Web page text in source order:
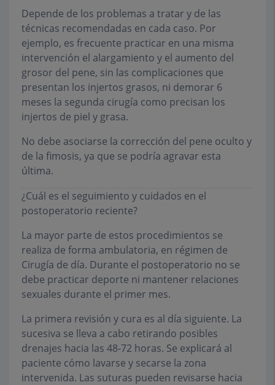
Depende de los problemas a tratar y de las
técnicas recomendadas en cada caso. Por
ejemplo, es frecuente practicar en una misma
intervención el alargamiento y el aumento del
grosor del pene, sin las complicaciones que
presentan los injertos grasos, ni demorar 6
meses la segunda cirugía como precisan los
injertos de piel y grasa.
No debe asociarse la corrección del pene oculto y
de la fimosis, ya que se podría agravar esta
última.
¿Cuál es el seguimiento y cuidados en el
postoperatorio reciente?
La mayor parte de estos procedimientos se
realiza de forma ambulatoria, en régimen de
Cirugía de día. Durante el postoperatorio no se
debe practicar deporte ni mantener relaciones
sexuales durante el primer mes.
La primera revisión y cura es al día siguiente. La
sucesiva se lleva a cabo retirando posibles
drenajes hacia las 48-72 horas. Se explicará al
paciente cómo lavarse y secarse la zona
intervenida. Las suturas pueden revisarse hacia